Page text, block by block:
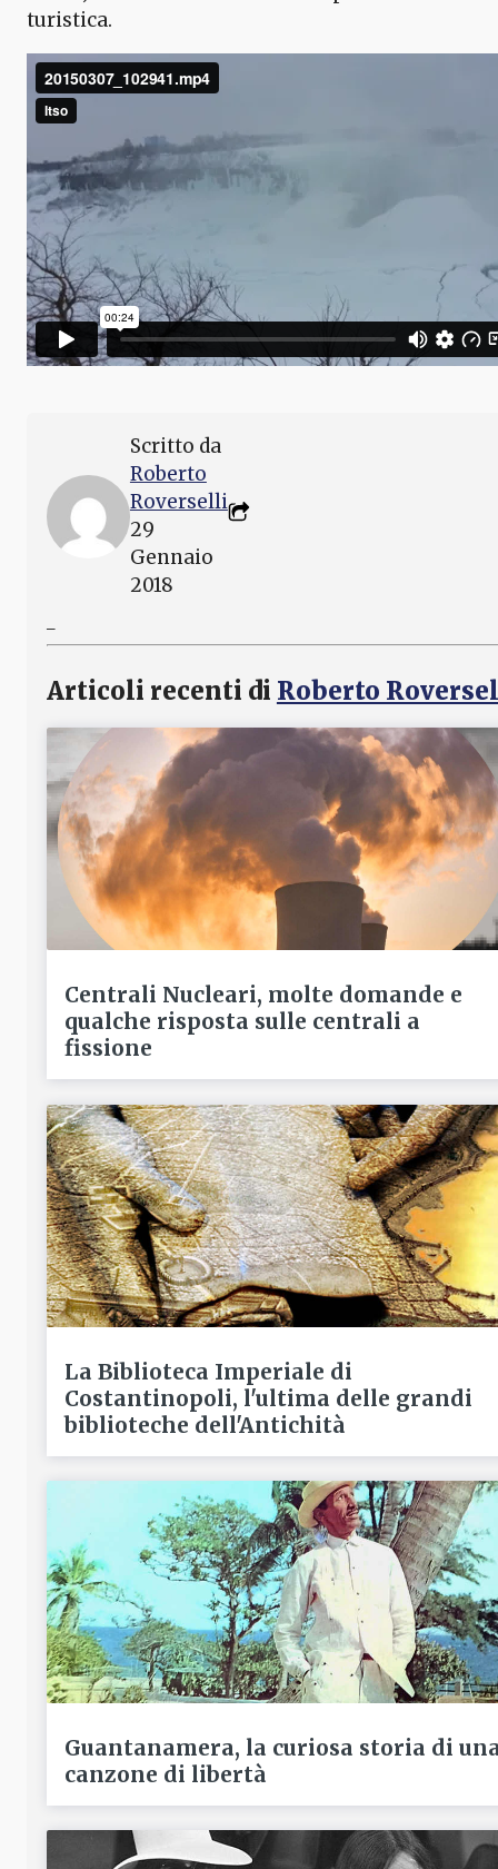
turistica.
Scritto da
Roberto
Roverselli
29
Gennaio
2018
Articoli recenti di Roberto
Centrali Nucleari, molte domande e
qualche risposta sulle centrali a
fissione
La Biblioteca Imperiale di
Costantinopoli, l'ultima delle grandi
biblioteche dell'Antichità
Guantanamera, la curiosa storia di
canzone di libertà